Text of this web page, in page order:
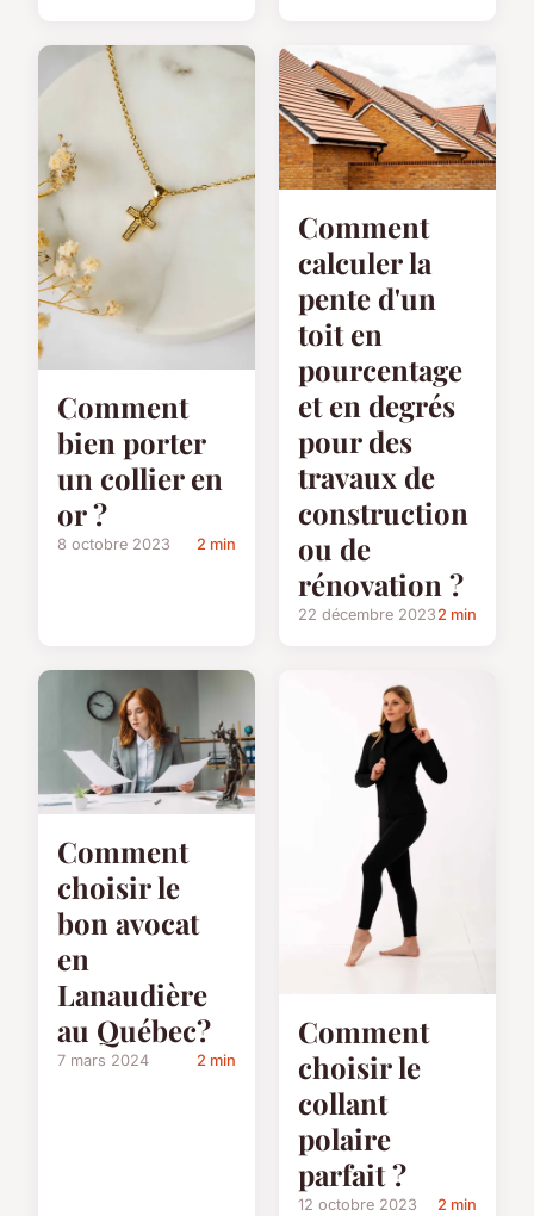
Comment
bien porter
un collier en
or ?
8 octobre 2023 2 min
Comment
calculer la
pente d'un
toit en
pourcentage
et en degrés
pour des
travaux de
construction
ou de
rénovation ?
22 décembre 2023 2 min
Comment
choisir le
bon avocat
en
Lanaudière
au Québec?
7 mars 2024 2 min
Comment
choisir le
collant
polaire
parfait ?
12 octobre 2023 2 min